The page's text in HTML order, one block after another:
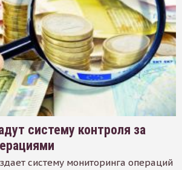
систему контроля за
систему мониторинга операций